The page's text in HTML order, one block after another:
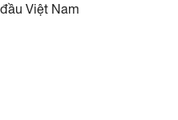
Việt Nam